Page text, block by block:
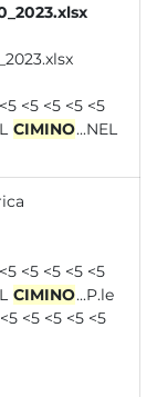
<5 <5 <5 <5
CIMINO...NEL
<5 <5 <5 <5
CIMINO...P.le
<5 <5 <5 <5